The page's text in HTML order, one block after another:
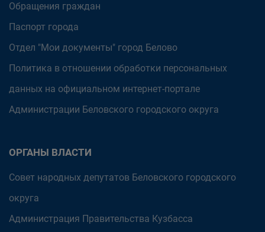
Обращения граждан
Паспорт города
Отдел "Мои документы" город Белово
Политика в отношении обработки персональных
данных на официальном интернет-портале
Администрации Беловского городского округа
ОРГАНЫ ВЛАСТИ
Совет народных депутатов Беловского городского
округа
Администрация Правительства Кузбасса